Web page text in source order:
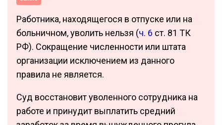
Работника, находящегося в отпуске или на
больничном, уволить нельзя (ч. 6 ст. 81 ТК
РФ). Сокращение численности или штата
организации исключением из данного
правила не является.
Cуд восстановит уволенного сотрудника на
работе и принудит выплатить средний